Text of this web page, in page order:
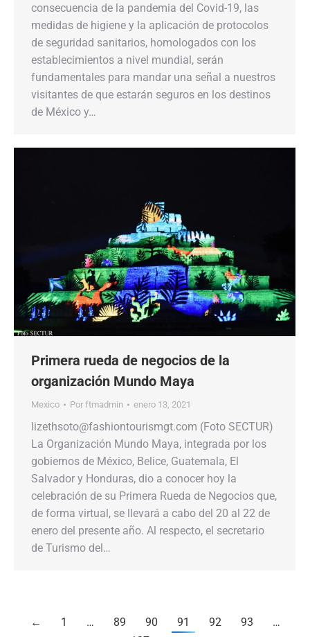
consecuencia de la pandemia del Covid-19, las
medidas de higiene y la aplicación de protocolos
de seguridad sanitarios, homologados con los
establecimientos a nivel mundial, serán
fundamentales para mandar una señal a nuestros
visitantes de que estarán seguros en los destinos
de México y…
Primera rueda de negocios de la
organización Mundo Maya
Mexico Por ftmadmin enero 13, 2021
lizethsoto@fashiontourismgt.com (Foto SECTUR)
La Organización Mundo Maya, integrada por los
gobiernos de México, Belice, Guatemala, El
Salvador y Honduras, dio a conocer hoy la
celebración de su Primera Rueda de Negocios que,
de forma virtual, se llevará a cabo del 20 al 22 de
enero del presente año. Al respecto, el secretario
de Turismo del…
← 1 … 89 90 91 92 93
…